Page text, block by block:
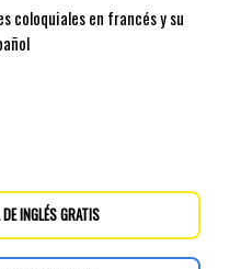
coloquiales en francés y su
INGLÉS GRATIS